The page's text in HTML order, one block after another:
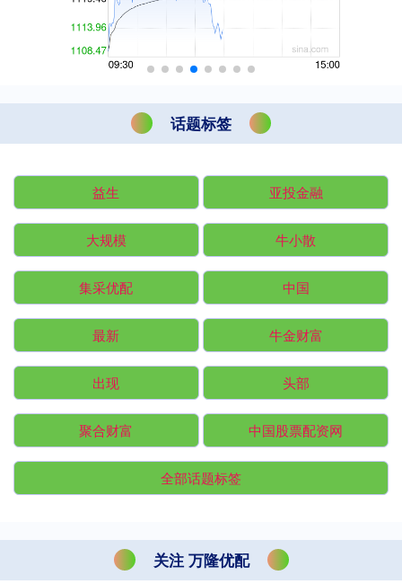
话题标签
益生 亚投金融
大规模 牛小散
集采优配 中国
最新 牛金财富
出现 头部
聚合财富 中国股票配资网
全部话题标签
关注 万隆优配